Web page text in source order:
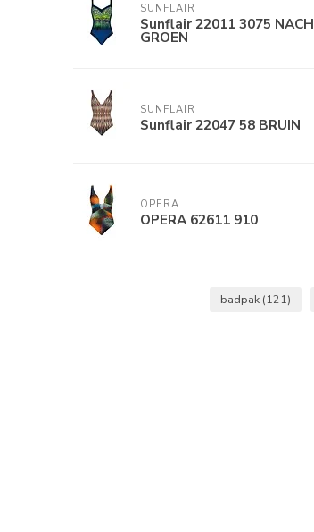
SUNFLAIR
Sunflair 22011 3075
GROEN
SUNFLAIR
Sunflair 22047 58 BRUIN
OPERA
OPERA 62611 910
badpak (121)